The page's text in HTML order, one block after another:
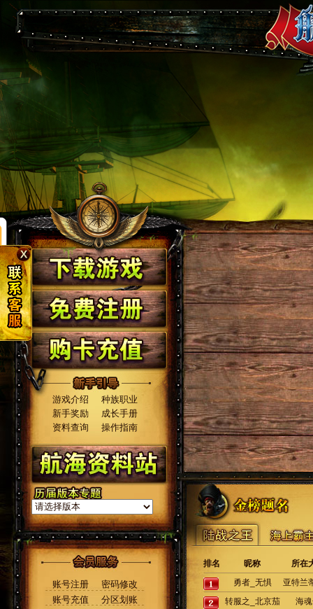
游戏介绍
种族职业
新手奖励
成长手册
资料查询
操作指南
账号注册
密码修改
账号充值
分区划账
排名 昵称
所在
勇者_无惧
亚特兰
转服之_北京茄
海